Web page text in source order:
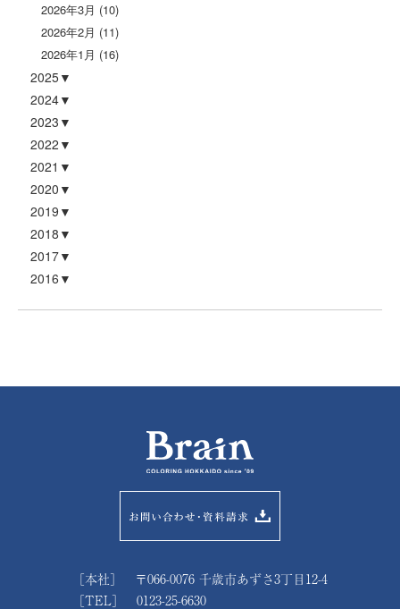
2026年3月 (10)
2026年2月 (11)
2026年1月 (16)
2025
2024
2023
2022
2021
2020
2019
2018
2017
2016
［本社］ 〒066-0076 千歳市あずさ3丁目12-4
［TEL］ 0123-25-6630